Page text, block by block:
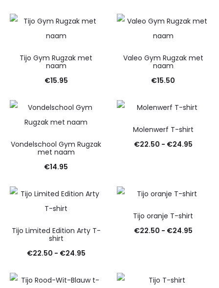
Tijo Gym Rugzak met
naam
€15.95
Valeo Gym Rugzak met
naam
€15.50
Vondelschool Gym Rugzak
met naam
€14.95
Molenwerf T-shirt
€22.50 - €24.95
Tijo Limited Edition Arty T-
shirt
€22.50 - €24.95Prijsklasse:
tot
Tijo oranje T-shirt
€22.50 - €24.95